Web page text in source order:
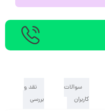
سوالات
کاربران
نقد و
بررسی